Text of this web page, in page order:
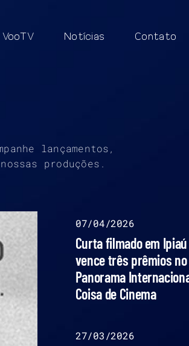
VooTV Notícias Contato
lançamentos,
produções.
07/04/2026
Curta filmado em Ipiaú
vence três prêmios no
Panorama
Coisa de Cinema
27/03/2026